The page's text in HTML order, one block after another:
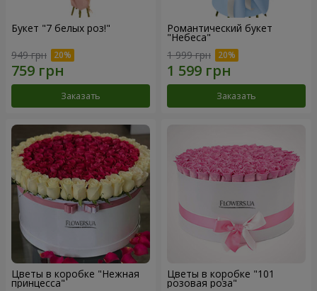
Букет "7 белых роз!"
949 грн
Заказать
Романтический букет
"Небеса"
1 999 грн
Заказать
Цветы в коробке "Нежная
принцесса"
Цветы в коробке "101
розовая роза"